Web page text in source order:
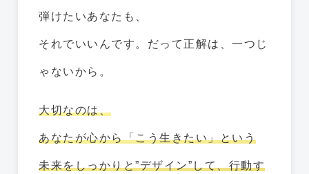
弾けたいあなたも、
それでいいんです。だって正解は、一つじ
ゃないから。
大切なのは、
あなたが心から「こう生きたい」という
未来をしっかりと”デザイン”して、行動す